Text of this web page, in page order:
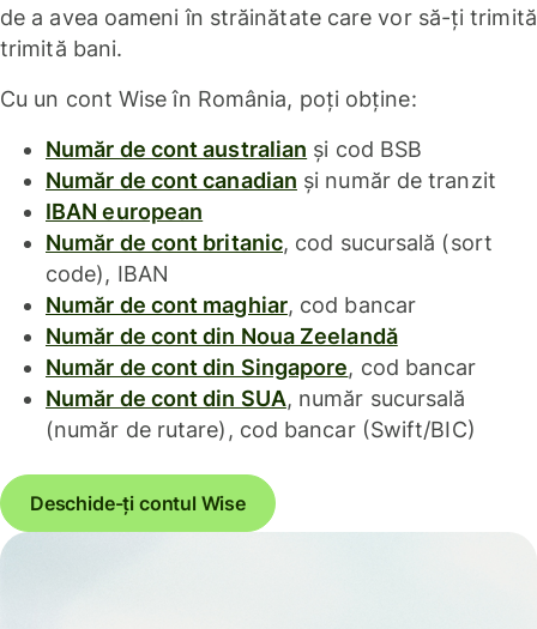
de a avea oameni în străinătate care vor să-ți trimită
trimită bani.
Cu un cont Wise în România, poți obține:
Număr de cont australian și cod BSB
Număr de cont canadian și număr de tranzit
IBAN european
Număr de cont britanic, cod sucursală (sort
code), IBAN
Număr de cont maghiar, cod bancar
Număr de cont din Noua Zeelandă
Număr de cont din Singapore, cod bancar
Număr de cont din SUA, număr sucursală
(număr de rutare), cod bancar (Swift/BIC)
Deschide-ți contul Wise